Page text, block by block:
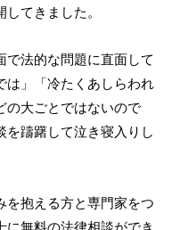
てきました。
で法的な問題に直面して
は」「冷たくあしらわれ
の大ごとではないので
を躊躇して泣き寝入りし
を抱える方と専門家をつ